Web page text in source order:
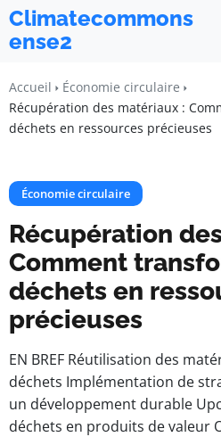
Climatecommons
ense2
Accueil
Économie circulaire
Récupération des matériaux :
déchets en ressources précieuses
Économie circulaire
Récupération
Comment
déchets en
précieuses
EN BREF Réutilisation des
déchets Implémentation de
un développement durable
déchets en produits de valeur